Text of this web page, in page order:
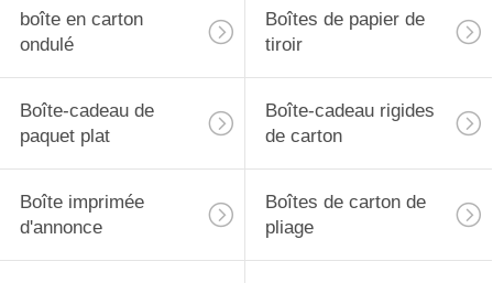
boîte en carton
ondulé
Boîtes de papier de
tiroir
Boîte-cadeau de
paquet plat
Boîte-cadeau rigides
de carton
Boîte imprimée
d'annonce
Boîtes de carton de
pliage